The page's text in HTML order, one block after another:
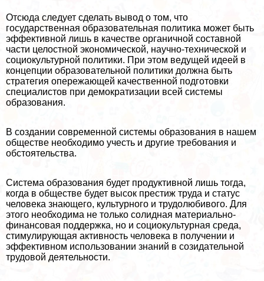
Отсюда следует сделать вывод о том, что
государственная образовательная политика может быть
эффективной лишь в качестве органичной составной
части целостной экономической, научно-технической и
социокультурной политики. При этом ведущей идеей в
концепции образовательной политики должна быть
стратегия опережающей качественной подготовки
специалистов при демократизации всей системы
образования.
В создании современной системы образования в нашем
обществе необходимо учесть и другие требования и
обстоятельства.
Система образования будет продуктивной лишь тогда,
когда в обществе будет высок престиж труда и статус
человека знающего, культурного и трудолюбивого. Для
этого необходима не только солидная материально-
финансовая поддержка, но и социокультурная среда,
стимулирующая активность человека в получении и
эффективном использовании знаний в созидательной
трудовой деятельности.